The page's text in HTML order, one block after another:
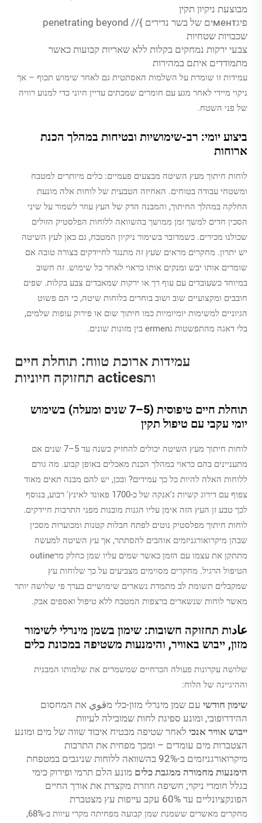
מבוצעת ניקיון תקין
פיגментים של בשר נדירים }// penetrating beyond
שכבויות שטחיות
צבעי ירקות נמחקים בקלות ללא שאריות קבועות כאשר
מתמודדים איתם במהירות
עמידות זו שומרת על השלמות האסתטית גם לאחר שימוש תכוף – אך
ניקוי מיידי לאחר מגע עם חומרים שמכתים עדיין חיוני כדי למנוע רוויה
של פני השטח.
ביצוע יומי: רב-שימושיות ובטיחות במהלך הכנת
ארוחות
לוחות חיתוך מעץ השיטה מבצעים פעמיים: כלים מיותרים למטבח
ומשטחי עבודה בטוחים. האחיזה הטבעית של לוחות אלה מונעת
החלקה במהלך החיתוך, והמבנה הדק של העץ עוזר לשמור על שיני
הסכין חדים למשך זמן ממושך בהשוואה ללוחות הפלסטיק הזולים
שכולנו מכירים. כשמדובר בשימור ניקיון המטבח, גם כאן לעץ השיטה
יש יתרון. מחקרים מראים שעץ זה מתנגד לחיידקים בצורה טובה אם
שומרים אותו יבש ומנקים אותו כראוי לאחר כל שימוש. זה חשוב
במיוחד כשעובדים עם עוף רך או ירקות שמאבדים צבע בקלות. שפים
חובבים ומקצועיים שוב ושוב בוחרים בלוחות שיטה, כי הם פשוט
הגיוניים למשימות יומיומיות כמו חיתוך שום או פירוק עופות שלמים,
בלי דאגה מהתפשטות גermen בין מזונות שונים.
עמידות ארוכת טווח: תוחלת חיים
ותactices תחזוקה חיוניות
תוחלת חיים טיפוסית (5–7 שנים ומעלה) בשימוש
יומי עקבי עם טיפול תקין
לוחות חיתוך מעץ השיטה יכולים להחזיק כשנה עד 5–7 שנים אם
מתעניינים בהם כראוי במהלך הכנת מאכלים באופן קבוע. מה גורם
ללוחות האלה להיות כל כך עמידים? ובכן, יש להם מבנה תאים מאוד
צפוף עם דירוג קשיות ג'אנקה של כ-1700 פאונד לאינץ' רבוע, בנוסף
לכך טבע זן העץ הזה אימן עליו הגנות מובנות מפני התרבות חיידקים.
לוחות חיתוך מפלסטיק נוטים לפתח חבלות קטנות ומכוערות מסכין
שבהן מיקרואורגניזמים אוהבים להסתתר, אך עץ השיטה למעשה
מתתקן את עצמו עם הזמן כאשר שמים עליו שמן כחלק מרoutine
הטיפול הרגיל. מחקרים מסוימים מצביעים על כך שלוחות עץ
שמקבלים תשומת לב מתמדת נשארים שימושיים בערך פי שלושה יותר
מאשר לוחות שנשארים ברצפות המטבח ללא טיפול ואספים אבק.
عادות תחזוקה חשובות: שימון בשמן מינרלי לשימור
מזון, ייבוש באוויר, והימנעות משטיפה במכונת כלים
שלושה עקרונות פעולה הכרחיים שמשמרים את שלמותו המבנית
וההיגיינה של הלוח:
שימון חודשי עם שמן מינרלי מזון-כלי מقوي את המחסום
ההידרופובי, ומונע ספיגת לחות שמובילה לעיוות
ייבוש אוויר אנכי לאחר שטיפה מבטיח איבוד שווה של מים ומונע
הצטברות מים עומדים – ומכך מפחית את התרבות
מיקרואורגניזמים ב-92% בהשוואה ללוחות שניגבים במטפחת
הימנעות מחמורה ממגבת כלים מונע הלם תרמי ופירוק כימי
בגלל חומרי ניקוי; חשיפה חוזרת מקצרת את אורך החיים
הפונקציונליים עד 60% עקב עייפות עץ מצטברת
מחקרים מאשרים ששמנת שמן קבועה מפחיתה מקרי עיוות ב-68%,